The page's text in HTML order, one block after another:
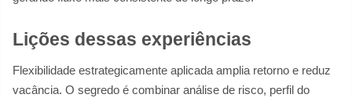
Lições dessas experiências
Flexibilidade estrategicamente aplicada amplia retorno e reduz
vacância. O segredo é combinar análise de risco, perfil do